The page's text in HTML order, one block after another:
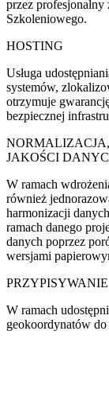
przez profesjonalny
Szkoleniowego.
HOSTING
Usługa
systemów,
otrzymuje
bezpiecznej
JAKOŚCI
W ramach
również
harmonizacji
ramach danego
danych poprzez
wersjami
W ramach
geokoordynatów